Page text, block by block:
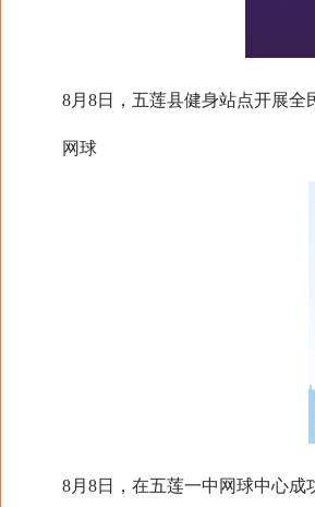
8月8日，五莲县健身站点开展全
网球
8月8日，在五莲一中网球中心成功